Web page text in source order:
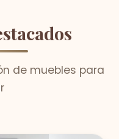
de muebles para